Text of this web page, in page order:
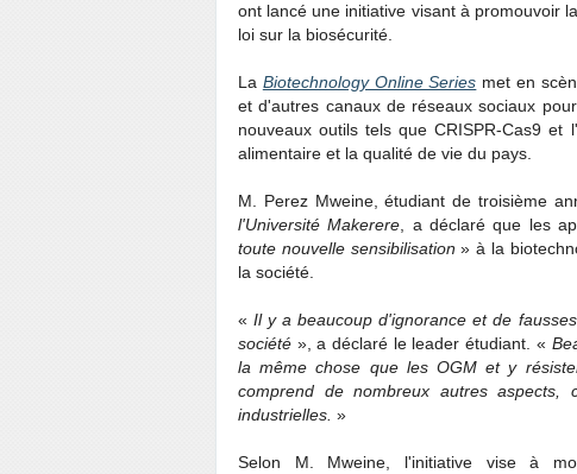
ont lancé une initiative visant à promouvoir
loi sur la biosécurité.
La Biotechnology Online Series met en
et d'autres canaux de réseaux sociaux
nouveaux outils tels que CRISPR-Cas9
alimentaire et la qualité de vie du pays.
M. Perez Mweine, étudiant de troisième
l'Université Makerere , a déclaré que les
toute nouvelle sensibilisation » à la
la société.
«Il y a beaucoup d'ignorance et de
société », a déclaré le leader étudiant. «
la même chose que les OGM et y
comprend de nombreux autres aspects,
industrielles. »
Selon M. Mweine, l'initiative vise à